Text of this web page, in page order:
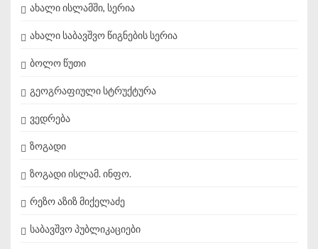
ახალი ისლამში, სერია
ახალი საბავშვო წიგნების სერია
ბოლო წუთი
გეოგრაფიული სტრუქტურა
ვედრება
ზოგადი
ზოგადი ისლამ. ინფო.
რეზო აზიზ მიქელაძე
საბავშვო პუბლიკაციები